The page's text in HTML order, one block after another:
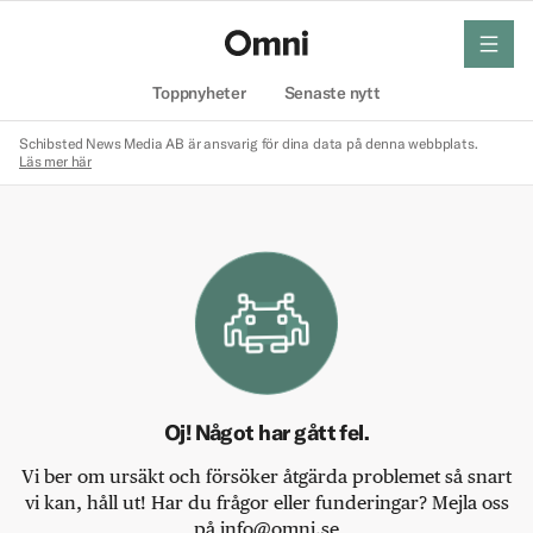
Toppnyheter Senaste nytt
meny
Schibsted News Media AB är ansvarig för dina data på denna webbplats.
Läs mer här
Oj! Något har gått fel.
Vi ber om ursäkt och försöker åtgärda problemet så snart
vi kan, håll ut! Har du frågor eller funderingar? Mejla oss